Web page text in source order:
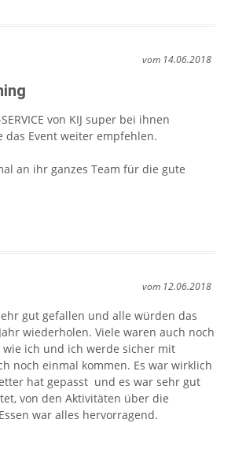
vom 14.06.2018
von KIJ super bei ihnen
das Event weiter empfehlen.
an ihr ganzes Team für die gute
vom 12.06.2018
gut gefallen und alle würden das
wiederholen. Viele waren auch noch
ich und ich werde sicher mit
noch einmal kommen. Es war wirklich
hat gepasst und es war sehr gut
von den Aktivitäten über die
war alles hervorragend.